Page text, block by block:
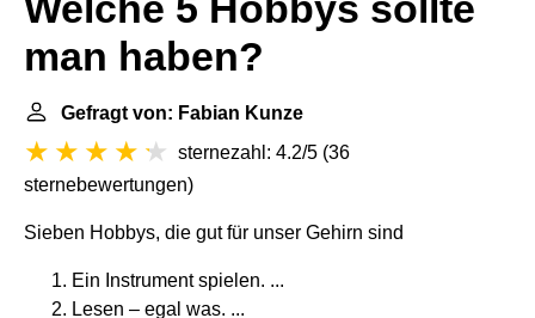
Welche 5 Hobbys sollte
man haben?
Gefragt von: Fabian Kunze
sternezahl: 4.2/5 (36
sternebewertungen)
Sieben Hobbys, die gut für unser Gehirn sind
Ein Instrument spielen. ...
Lesen – egal was. ...